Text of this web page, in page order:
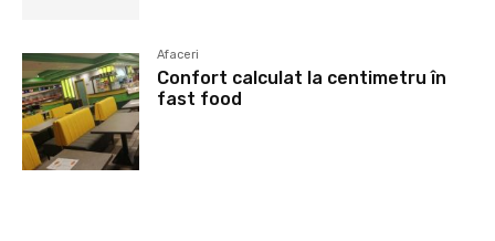
Afaceri
Confort calculat la centimetru în
fast food